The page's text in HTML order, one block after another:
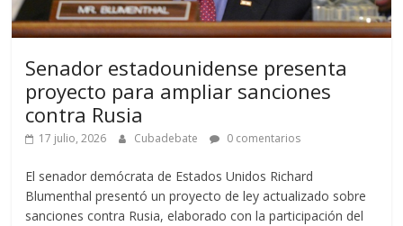
Senador estadounidense presenta
proyecto para ampliar sanciones
contra Rusia
17 julio, 2026 Cubadebate 0 comentarios
El senador demócrata de Estados Unidos Richard
Blumenthal presentó un proyecto de ley actualizado sobre
sanciones contra Rusia, elaborado con la participación del